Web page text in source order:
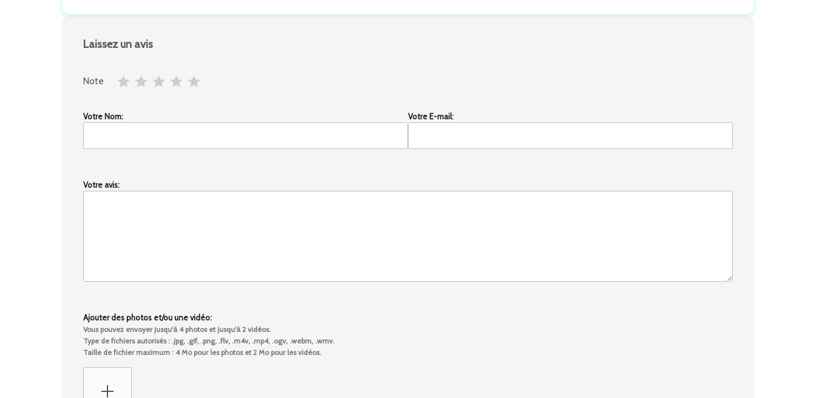
Laissez un avis
Note
Votre Nom: Votre E-mail:
Votre avis:
Ajouter des photos et/ou une vidéo:
Vous pouvez envoyer jusqu'à 4 photos et jusqu'à 2 vidéos.
Type de fichiers autorisés : .jpg, .gif, .png, .flv, .m4v, .mp4, .ogv, .webm, .wmv.
Taille de fichier maximum : 4 Mo pour les photos et 2 Mo pour les vidéos.